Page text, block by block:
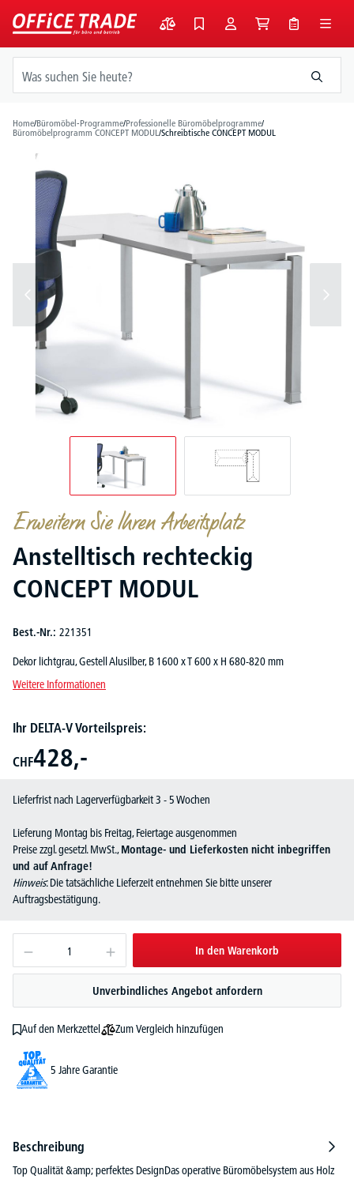
springen
Home/Büromöbel-Programme/Professionelle Büromöbelprogramme/
Büromöbelprogramm CONCEPT MODUL/Schreibtische CONCEPT MODUL
Bildergalerie überspringen
Erweitern Sie Ihren Arbeitsplatz
Anstelltisch rechteckig
CONCEPT MODUL
Best.-Nr.: 221351
Dekor lichtgrau, Gestell Alusilber, B 1600 x T 600 x H 680-820 mm
Weitere Informationen
Ihr DELTA-V Vorteilspreis:
CHF428,-
Lieferfrist nach Lagerverfügbarkeit 3 - 5 Wochen
Lieferung Montag bis Freitag, Feiertage ausgenommen
Preise zzgl. gesetzl. MwSt.,Montage- und Lieferkosten nicht inbegriffen
und auf Anfrage!
Hinweis: Die tatsächliche Lieferzeit entnehmen Sie bitte unserer
Auftragsbestätigung.
In den Warenkorb
Unverbindliches Angebot anfordern
Auf den Merkzettel Zum Vergleich hinzufügen
5 Jahre Garantie
Beschreibung
Top Qualität &amp; perfektes DesignDas operative Büromöbelsystem aus Holz